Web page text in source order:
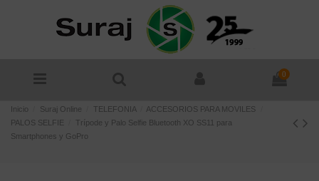
0
Inicio Suraj Online TELEFONIA
ACCESORIOS PARA MOVILES
PALOS SELFIE
Trípode y Palo Selfie Bluetooth XO SS11 para
Smartphones y GoPro